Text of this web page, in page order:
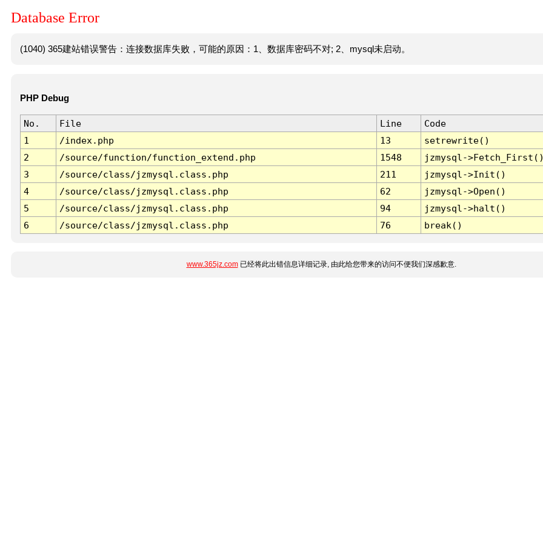
Database Error
(1040) 365建站错误警告：连接数据库失败，可能的原因：1、数据库密码不对; 2、mysql未启动。
PHP Debug
No. File Line
Code
1
/index.php 13
setrewrite()
2
/source/function/function_extend.php 1548
jzmysql-
3
/source/class/jzmysql.class.php 211
jzmysql->Init()
4
/source/class/jzmysql.class.php 62
jzmysql->Open()
5
/source/class/jzmysql.class.php 94
jzmysql->halt()
6
/source/class/jzmysql.class.php 76 break()
www.365jz.com已经将此出错信息详细记录, 由此给您带来的访问不便我们深感歉意.